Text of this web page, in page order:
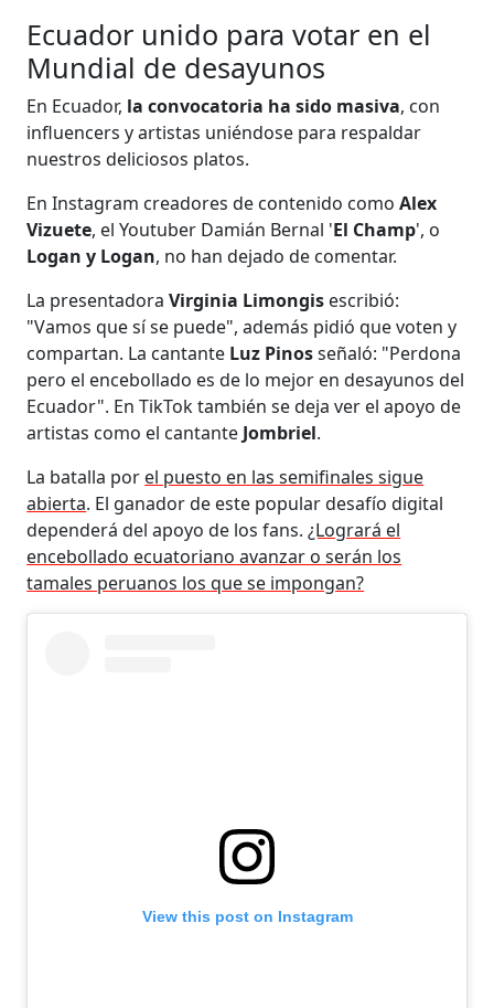
Ecuador unido para votar en el
Mundial de desayunos
En Ecuador, la convocatoria ha sido masiva, con
influencers y artistas uniéndose para respaldar
nuestros deliciosos platos.
En Instagram creadores de contenido comoAlex
Vizuete, el Youtuber Damián Bernal 'El Champ', o
Logan y Logan, no han dejado de comentar.
La presentadoraVirginia Limongis escribió:
"Vamos que sí se puede", además pidió que voten y
compartan. La cantante Luz Pinosseñaló: "Perdona
pero el encebollado es de lo mejor en desayunos del
Ecuador". En TikTok también se deja ver el apoyo de
artistas como el cantante Jombriel.
La batalla por el puesto en las semifinales sigue
abierta. El ganador de este popular desafío digital
dependerá del apoyo de los fans.¿Logrará el
encebollado ecuatoriano avanzar o serán los
tamales peruanos los que se impongan?
View this post on Instagram